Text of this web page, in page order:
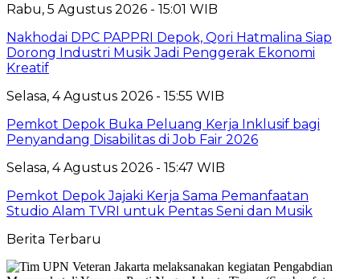
Rabu, 5 Agustus 2026 - 15:01 WIB
Nakhodai DPC PAPPRI Depok, Qori Hatmalina Siap
Dorong Industri Musik Jadi Penggerak Ekonomi
Kreatif
Selasa, 4 Agustus 2026 - 15:55 WIB
Pemkot Depok Buka Peluang Kerja Inklusif bagi
Penyandang Disabilitas di Job Fair 2026
Selasa, 4 Agustus 2026 - 15:47 WIB
Pemkot Depok Jajaki Kerja Sama Pemanfaatan
Studio Alam TVRI untuk Pentas Seni dan Musik
Berita Terbaru